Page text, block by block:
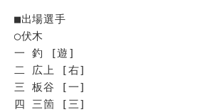
■出場選手
◯伏木
一 釣 [遊]
二 広上 [右]
三 板谷 [一]
四 三箇 [三]